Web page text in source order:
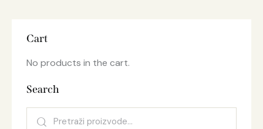
Cart
No products in the cart.
Search